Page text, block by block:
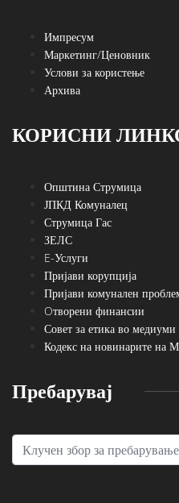
Импресум
Маркетинг/Ценовник
Услови за користење
Архива
КОРИСНИ
Општина Струмица
ЈПКД Комуналец
Струмица Гас
ЗЕЛС
E-Услуги
Пријави корупција
Пријави комунален
Oтворени финансии
Совет за етика во медиуми
Кодекс на новинарите на
Пребарувај